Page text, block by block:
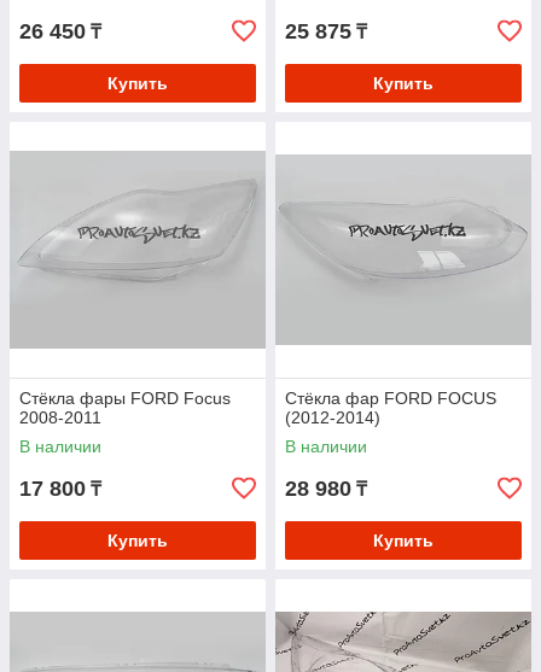
26 450 ₸
Купить
25 875 ₸
Купить
Стёкла фары FORD Focus
2008-2011
В наличии
17 800 ₸
Купить
Стёкла фар FORD FOCUS
(2012-2014)
В наличии
28 980 ₸
Купить